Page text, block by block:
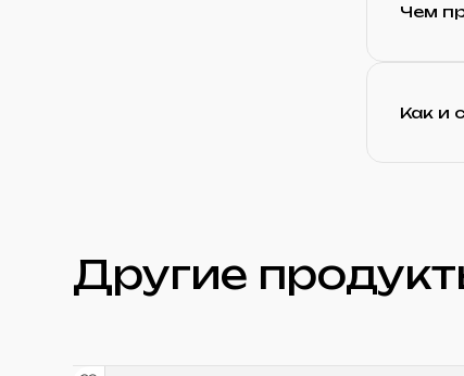
Чем
Как и
Другие